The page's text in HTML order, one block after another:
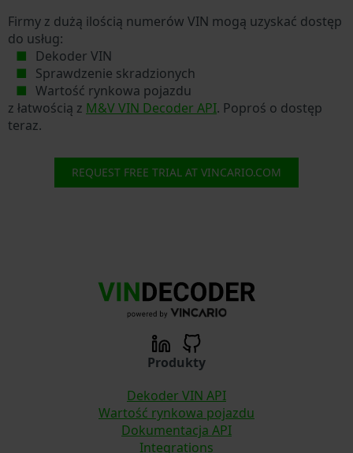
Firmy z dużą ilością numerów VIN mogą uzyskać dostęp
do usług:
Dekoder VIN
Sprawdzenie skradzionych
Wartość rynkowa pojazdu
z łatwością z M&V VIN Decoder API. Poproś o dostęp
teraz.
REQUEST FREE TRIAL AT VINCARIO.COM
Produkty
Dekoder VIN API
Wartość rynkowa pojazdu
Dokumentacja API
Integrations